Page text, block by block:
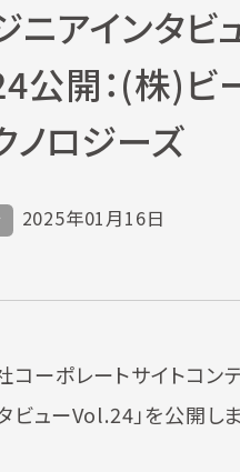
ニアインタビ
公開：(株)ビ
ノロジーズ
2025年01月16日
コーポレートサイトコン
ビューVol.24」を公開しま